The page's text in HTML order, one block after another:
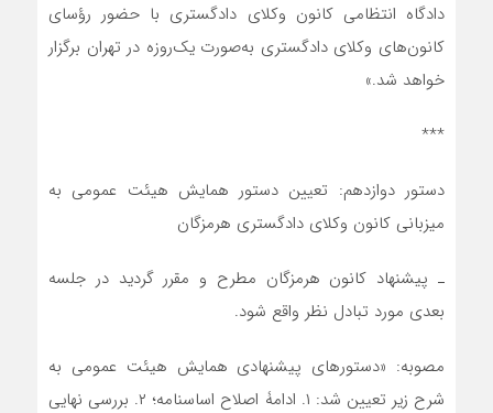
دادگاه انتظامی کانون وکلای دادگستری با حضور رؤسای
کانون‌های وکلای دادگستری به‌صورت یک‌روزه در تهران برگزار
خواهد شد.»
***
دستور دوازدهم: تعیین دستور همایش هیئت عمومی به
میزبانی کانون وکلای دادگستری هرمزگان
ـ پیشنهاد کانون هرمزگان مطرح و مقرر گردید در جلسه
بعدی مورد تبادل نظر واقع شود.
مصوبه: «دستور‌های پیشنهادی همایش هیئت عمومی به
شرح زیر تعیین شد: ۱. ادامۀ اصلاح اساسنامه؛ ۲. بررسی نهایی